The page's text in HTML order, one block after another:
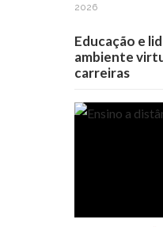
2026
Educação e
ambiente
carreiras